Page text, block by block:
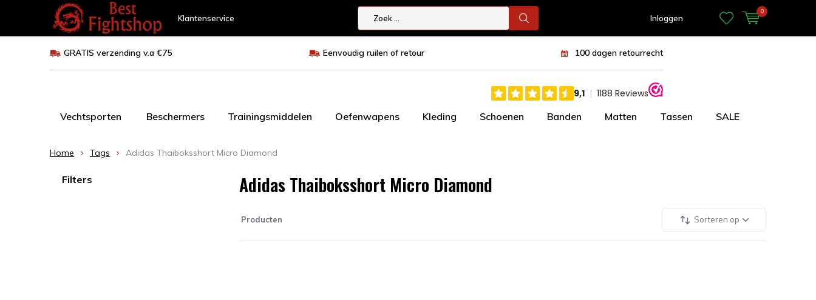
Klantenservice Inloggen
0
GRATIS verzending v.a €75 Eenvoudig ruilen of retour 100 dagen retourrecht
Vechtsporten Beschermers Trainingsmiddelen Oefenwapens Kleding Schoenen Banden Matten Tassen SALE
Home Tags Adidas Thaiboksshort Micro Diamond
Filters Adidas Thaiboksshort Micro Diamond
Producten Sorteren op